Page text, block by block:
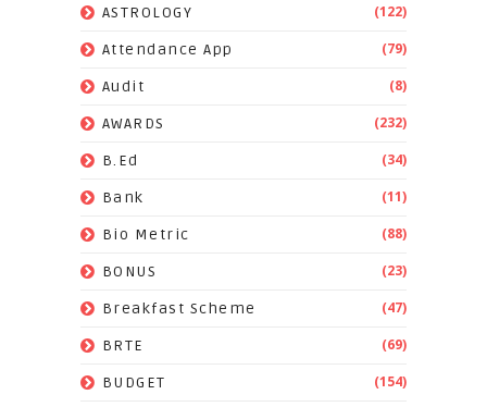
ASTROLOGY (122)
Attendance App (79)
Audit (8)
AWARDS (232)
B.Ed (34)
Bank (11)
Bio Metric (88)
BONUS (23)
Breakfast Scheme (47)
BRTE (69)
BUDGET (154)